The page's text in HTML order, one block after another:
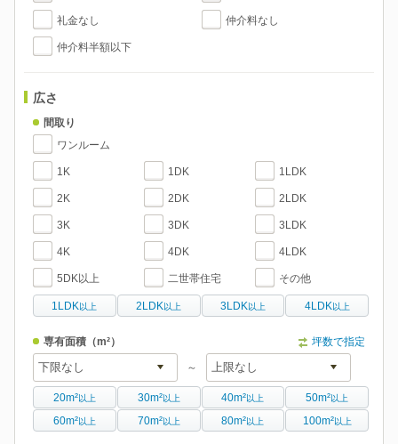
礼金なし 仲介料なし
仲介料半額以下
広さ
間取り
ワンルーム
1K 1DK 1LDK
2K 2DK 2LDK
3K 3DK 3LDK
4K 4DK 4LDK
5DK以上 二世帯住宅 その他
1LDK 以上 2LDK 以上 3LDK 以上 4LDK 以上
専有面積（m²） 坪数で指定
～
20m²以上 30m²以上 40m²以上 50m²以上
60m²以上 70m²以上 80m²以上 100m²以上